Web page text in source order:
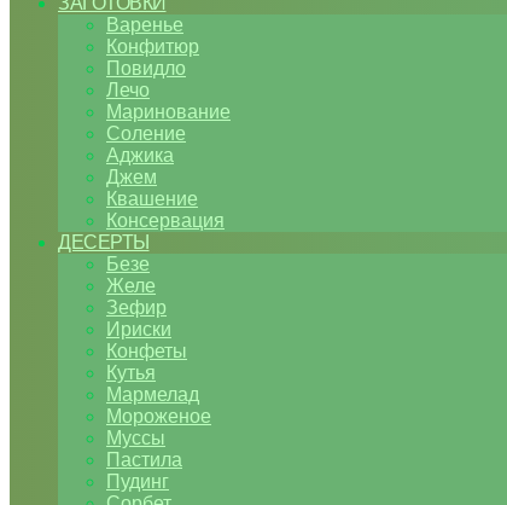
Варенье
Конфитюр
Повидло
Лечо
Маринование
Соление
Аджика
Джем
Квашение
Консервация
ДЕСЕРТЫ
Безе
Желе
Зефир
Ириски
Конфеты
Кутья
Мармелад
Мороженое
Муссы
Пастила
Пудинг